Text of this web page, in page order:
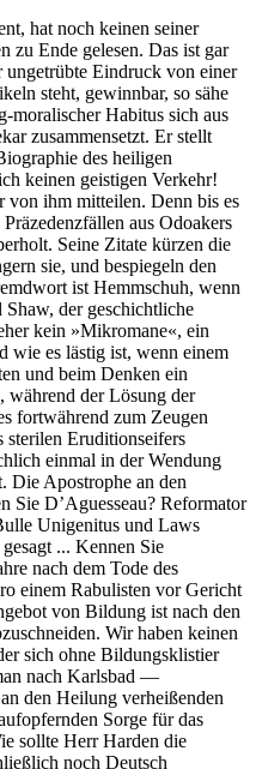
hat noch keinen seiner
zu Ende gelesen. Das ist gar
ungetrübte Eindruck von einer
steht, gewinnbar, so sähe
moralischer Habitus sich aus
zusammensetzt. Er stellt
des heiligen
keinen geistigen Verkehr!
von ihm mitteilen. Denn bis es
aus Odoakers
Seine Zitate kürzen die
sie, und bespiegeln den
ist Hemmschuh, wenn
der geschichtliche
kein »Mikromane«, ein
wie es lästig ist, wenn einem
und beim Denken ein
während der Lösung der
fortwährend zum Zeugen
sterilen Eruditionseifers
einmal in der Wendung
Die Apostrophe an den
Sie D’Aguesseau? Reformator
Unigenitus und Laws
... Kennen Sie
nach dem Tode des
einem Rabulisten vor Gericht
von Bildung ist nach den
Wir haben keinen
sich ohne Bildungsklistier
nach Karlsbad —
den Heilung verheißenden
Sorge für das
sollte Herr Harden die
noch Deutsch